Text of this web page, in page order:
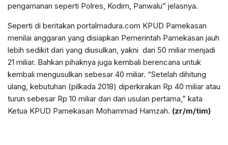
pengamanan seperti Polres, Kodim, Panwalu” jelasnya.
Seperti di beritakan portalmadura.com KPUD Pamekasan
menilai anggaran yang disiapkan Pemerintah Pamekasan jauh
lebih sedikit dari yang diusulkan, yakni dari 50 miliar menjadi
21 miliar. Bahkan pihaknya juga kembali berencana untuk
kembali mengusulkan sebesar 40 miliar. “Setelah dihitung
ulang, kebutuhan (pilkada 2018) diperkirakan Rp 40 miliar atau
turun sebesar Rp 10 miliar dari dari usulan pertama,” kata
Ketua KPUD Pamekasan Mohammad Hamzah. (zr/m/tim)